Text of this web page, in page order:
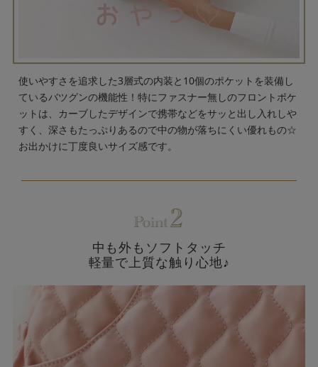
使いやすさを追求した3層式の内装と10個のポケットを装備し
ているバツグンの機能性！特にファスナー無しのフロントポケ
ットは、カーブしたデザインで携帯などをサッと出し入れしや
すく、深さもたっぷりあるので中の物が落ちにくい優れもの☆
お出かけに丁度良いサイズ感です。
中も外もソフトタッチ
軽量で上質な触り心地♪